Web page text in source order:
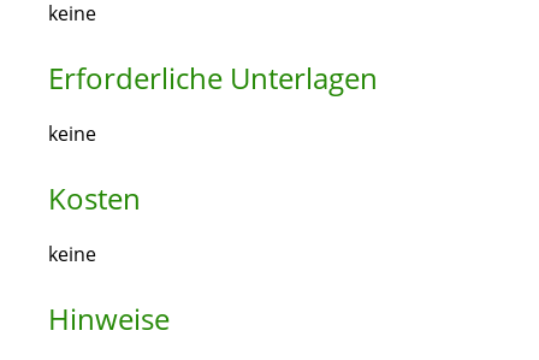
keine
Erforderliche Unterlagen
keine
Kosten
keine
Hinweise